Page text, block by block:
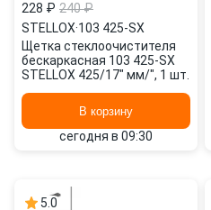
228 ₽ 240 ₽
STELLOX·103 425-SX
Щетка стеклоочистителя
бескаркасная 103 425-SX
STELLOX 425/17" мм/", 1 шт.
В корзину
сегодня в 09:30
5.0